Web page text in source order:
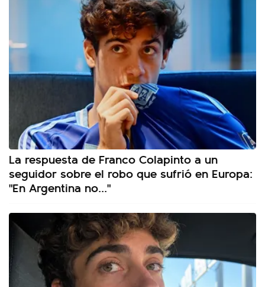
La respuesta de Franco Colapinto a un
seguidor sobre el robo que sufrió en Europa:
"En Argentina no..."